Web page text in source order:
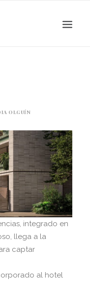
OLGUÍN
integrado en
llega a la
captar
al hotel